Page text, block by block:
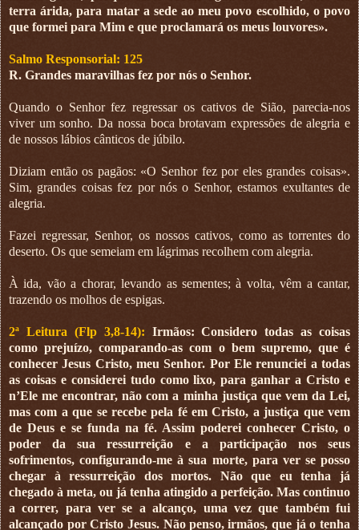
terra árida, para matar a sede ao meu povo escolhido, o povo
que formei para Mim e que proclamará os meus louvores».
Salmo Responsorial: 125
R. Grandes maravilhas fez por nós o Senhor.
Quando o Senhor fez regressar os cativos de Sião, parecia-nos
viver um sonho. Da nossa boca brotavam expressões de alegria e
de nossos lábios cânticos de júbilo.
Diziam então os pagãos: «O Senhor fez por eles grandes coisas».
Sim, grandes coisas fez por nós o Senhor, estamos exultantes de
alegria.
Fazei regressar, Senhor, os nossos cativos, como as torrentes do
deserto. Os que semeiam em lágrimas recolhem com alegria.
À ida, vão a chorar, levando as sementes; à volta, vêm a cantar,
trazendo os molhos de espigas.
2ª Leitura (Flp 3,8-14): Irmãos: Considero todas as coisas
como prejuízo, comparando-as com o bem supremo, que é
conhecer Jesus Cristo, meu Senhor. Por Ele renunciei a todas
as coisas e considerei tudo como lixo, para ganhar a Cristo e
n’Ele me encontrar, não com a minha justiça que vem da Lei,
mas com a que se recebe pela fé em Cristo, a justiça que vem
de Deus e se funda na fé. Assim poderei conhecer Cristo, o
poder da sua ressurreição e a participação nos seus
sofrimentos, configurando-me à sua morte, para ver se posso
chegar à ressurreição dos mortos. Não que eu tenha já
chegado à meta, ou já tenha atingido a perfeição. Mas continuo
a correr, para ver se a alcanço, uma vez que também fui
alcançado por Cristo Jesus. Não penso, irmãos, que já o tenha